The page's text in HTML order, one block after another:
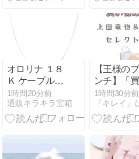
オロリナ １８
Ｋ ケーブルチ
ェーン ネック
レス
1時間20分前
通販キラキラ宝箱
【王様の
ンチ】「
物の達人」
田竜也＆
ルセレク
1時間30分前